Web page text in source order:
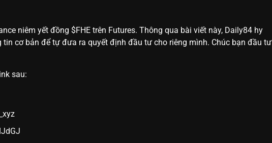
niêm yết đồng $FHE trên Futures. Thông qua bài viết này, Daily84 hy
cơ bản để tự đưa ra quyết định đầu tư cho riêng mình. Chúc bạn đầu tư
sau: